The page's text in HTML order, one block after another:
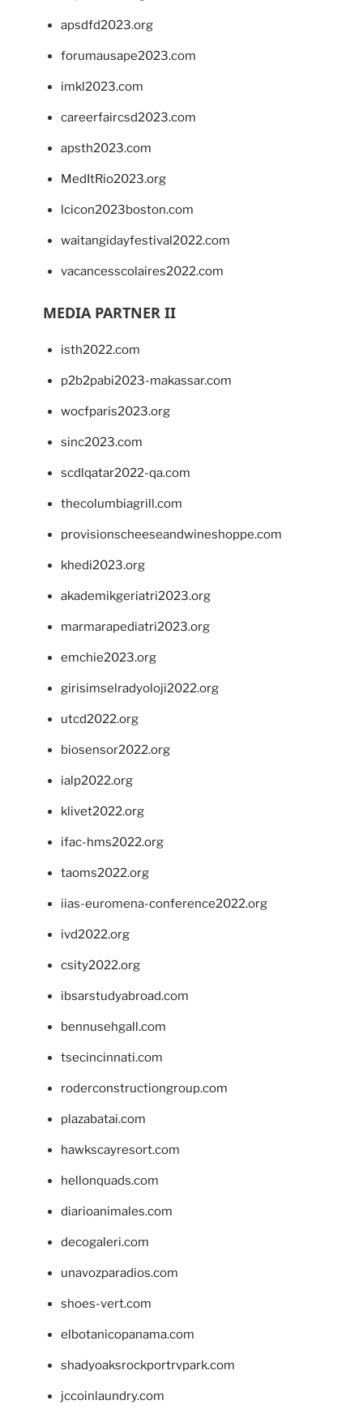
apsdfd2023.org
forumausape2023.com
imkl2023.com
careerfaircsd2023.com
apsth2023.com
MedItRio2023.org
lcicon2023boston.com
waitangidayfestival2022.com
vacancesscolaires2022.com
MEDIA PARTNER II
isth2022.com
p2b2pabi2023-makassar.com
wocfparis2023.org
sinc2023.com
scdlqatar2022-qa.com
thecolumbiagrill.com
provisionscheeseandwineshoppe.com
khedi2023.org
akademikgeriatri2023.org
marmarapediatri2023.org
emchie2023.org
girisimselradyoloji2022.org
utcd2022.org
biosensor2022.org
ialp2022.org
klivet2022.org
ifac-hms2022.org
taoms2022.org
iias-euromena-conference2022.org
ivd2022.org
csity2022.org
ibsarstudyabroad.com
bennusehgall.com
tsecincinnati.com
roderconstructiongroup.com
plazabatai.com
hawkscayresort.com
hellonquads.com
diarioanimales.com
decogaleri.com
unavozparadios.com
shoes-vert.com
elbotanicopanama.com
shadyoaksrockportrvpark.com
jccoinlaundry.com